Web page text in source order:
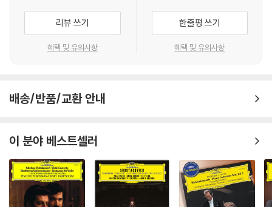
리뷰 쓰기
혜택 및 유의사항
한줄평 쓰기
혜택 및 유의사항
배송/반품/교환 안내
이 분야 베스트셀러